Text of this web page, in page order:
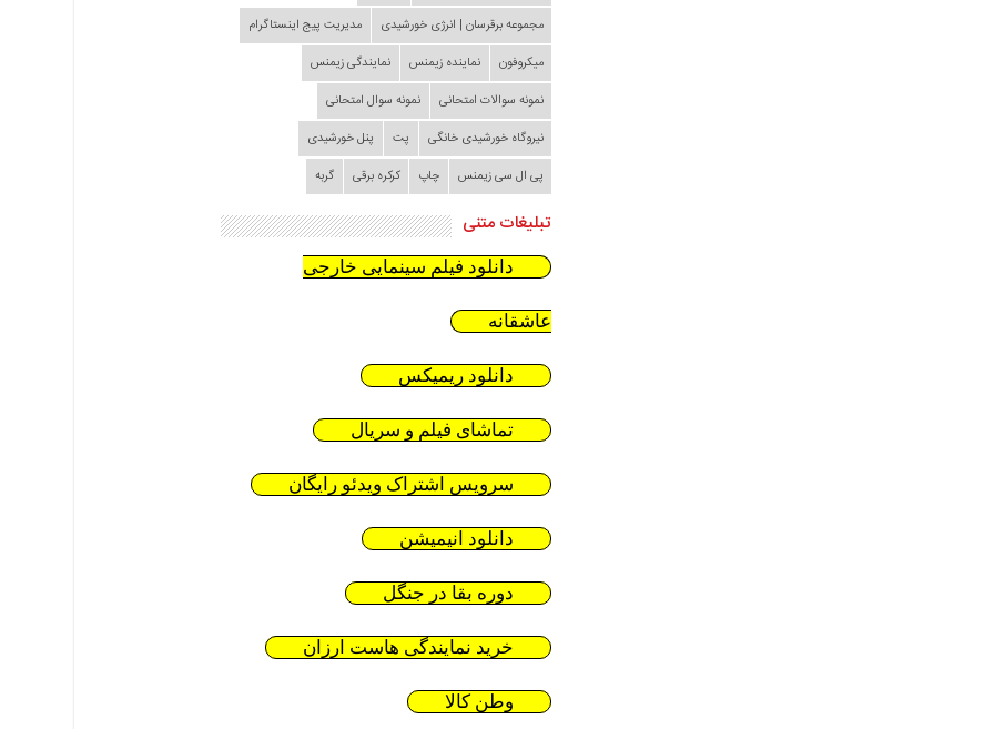
مجموعه برقرسان | انرژی خورشیدی
مدیریت پیج اینستاگرام
میکروفون
نماینده زیمنس
نمایندگی زیمنس
نمونه سوالات امتحانی
نمونه سوال امتحانی
نیروگاه خورشیدی خانگی
پت
پنل خورشیدی
پی ال سی زیمنس
چاپ کرکره برقی گربه
تبلیغات متنی
دانلود فیلم سینمایی خارجی
عاشقانه
دانلود ریمیکس
تماشای فیلم و سریال
سرویس اشتراک ویدئو رایگان
دانلود انیمیشن
دوره بقا در جنگل
خرید نمایندگی هاست ارزان
وطن کالا